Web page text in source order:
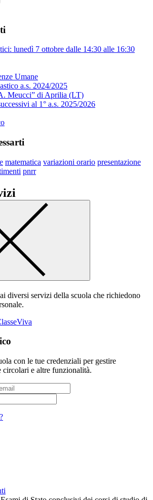
lunedì 7 ottobre dalle 14:30 alle 16:30
Umane
a.s. 2024/2025
Meucci” di Aprilia (LT)
al 1° a.s. 2025/2026
matematica variazioni orario presentazione
pnrr
diversi servizi della scuola che richiedono
con le tue credenziali per gestire
circolari e altre funzionalità.